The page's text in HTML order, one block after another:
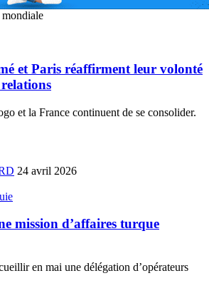
et Paris réaffirment leur volonté
et la France continuent de se consolider.
24 avril 2026
mission d’affaires turque
en mai une délégation d’opérateurs